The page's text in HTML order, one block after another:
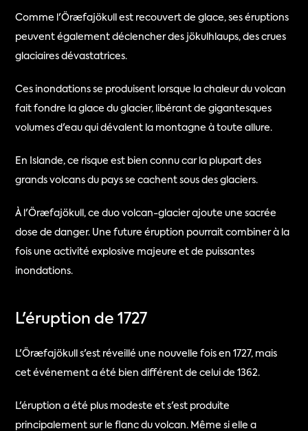
Comme l'Öræfajökull est recouvert de glace, ses éruptions
peuvent également déclencher des jökulhlaups, des crues
glaciaires dévastatrices.
Ces inondations se produisent lorsque la chaleur du volcan
fait fondre la glace du glacier, libérant de gigantesques
volumes d'eau qui dévalent la montagne à toute allure.
En Islande, ce risque est bien connu car la plupart des
grands volcans du pays se cachent sous des glaciers.
À l'Öræfajökull, ce duo volcan-glacier ajoute une sacrée
dose de danger. Une future éruption pourrait combiner à la
fois une activité explosive majeure et de puissantes
inondations.
L'éruption de 1727
L'Öræfajökull s'est réveillé une nouvelle fois en 1727, mais
cet événement a été bien différent de celui de 1362.
L'éruption a été plus modeste et s'est produite
principalement sur le flanc du volcan. Même si elle a